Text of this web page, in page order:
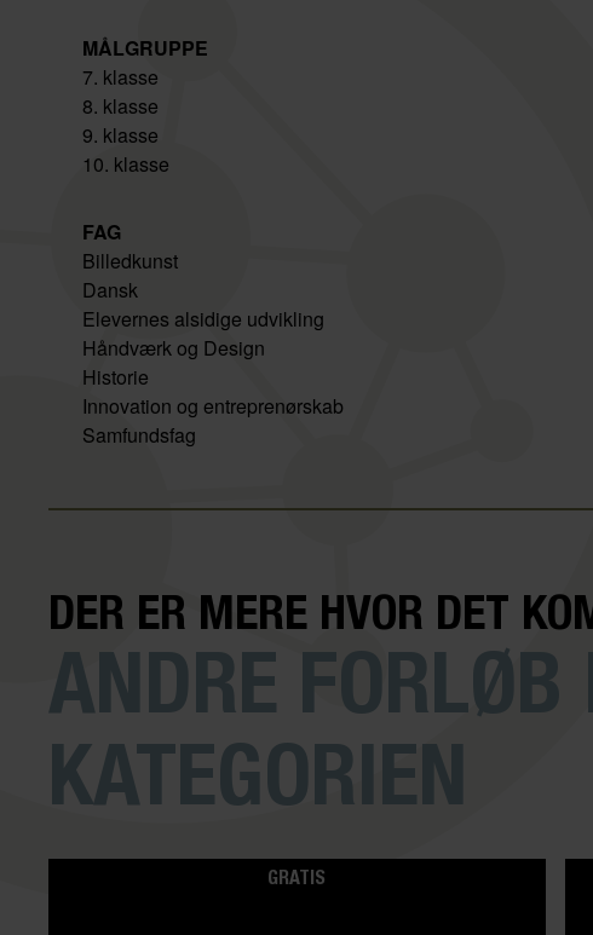
MÅLGRUPPE
7. klasse
8. klasse
9. klasse
10. klasse
FAG
Billedkunst
Dansk
Elevernes alsidige udvikling
Håndværk og Design
Historie
Innovation og entreprenørskab
Samfundsfag
DER ER MERE HVOR DET
ANDRE FORLØB
KATEGORIEN
GRATIS